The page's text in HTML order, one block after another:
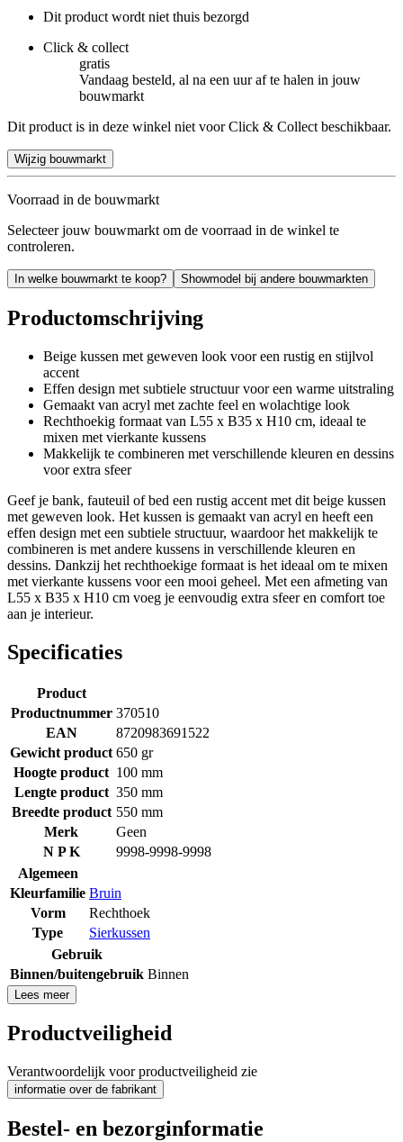
Dit product wordt niet thuis bezorgd
Click & collect
gratis
Vandaag besteld, al na een uur af te halen in jouw
bouwmarkt
Dit product is in deze winkel niet voor Click & Collect beschikbaar.
Wijzig bouwmarkt
Voorraad in de bouwmarkt
Selecteer jouw bouwmarkt om de voorraad in de winkel te
controleren.
In welke bouwmarkt te koop? Showmodel bij andere bouwmarkten
Productomschrijving
Beige kussen met geweven look voor een rustig en stijlvol
accent
Effen design met subtiele structuur voor een warme uitstraling
Gemaakt van acryl met zachte feel en wolachtige look
Rechthoekig formaat van L55 x B35 x H10 cm, ideaal te
mixen met vierkante kussens
Makkelijk te combineren met verschillende kleuren en dessins
voor extra sfeer
Geef je bank, fauteuil of bed een rustig accent met dit beige kussen
met geweven look. Het kussen is gemaakt van acryl en heeft een
effen design met een subtiele structuur, waardoor het makkelijk te
combineren is met andere kussens in verschillende kleuren en
dessins. Dankzij het rechthoekige formaat is het ideaal om te mixen
met vierkante kussens voor een mooi geheel. Met een afmeting van
L55 x B35 x H10 cm voeg je eenvoudig extra sfeer en comfort toe
aan je interieur.
Specificaties
Product
Productnummer 370510
EAN
8720983691522
Gewicht product 650 gr
Hoogte product 100 mm
Lengte product 350 mm
Breedte product 550 mm
Merk
Geen
N P K
9998-9998-9998
Algemeen
Kleurfamilie Bruin
Vorm
Rechthoek
Type
Sierkussen
Gebruik
Binnen/buitengebruik Binnen
Lees meer
Productveiligheid
Verantwoordelijk voor productveiligheid zie
informatie over de fabrikant
Bestel- en bezorginformatie